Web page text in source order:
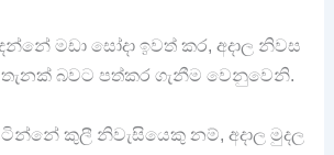
මඩා සෝදා ඉවත් කර, අදාල නිවස
තැනක් බවට පත්කර ගැනීම වෙනුවෙනි.
කුලී නිවැසියෙකු නම්, අදාල මුදල